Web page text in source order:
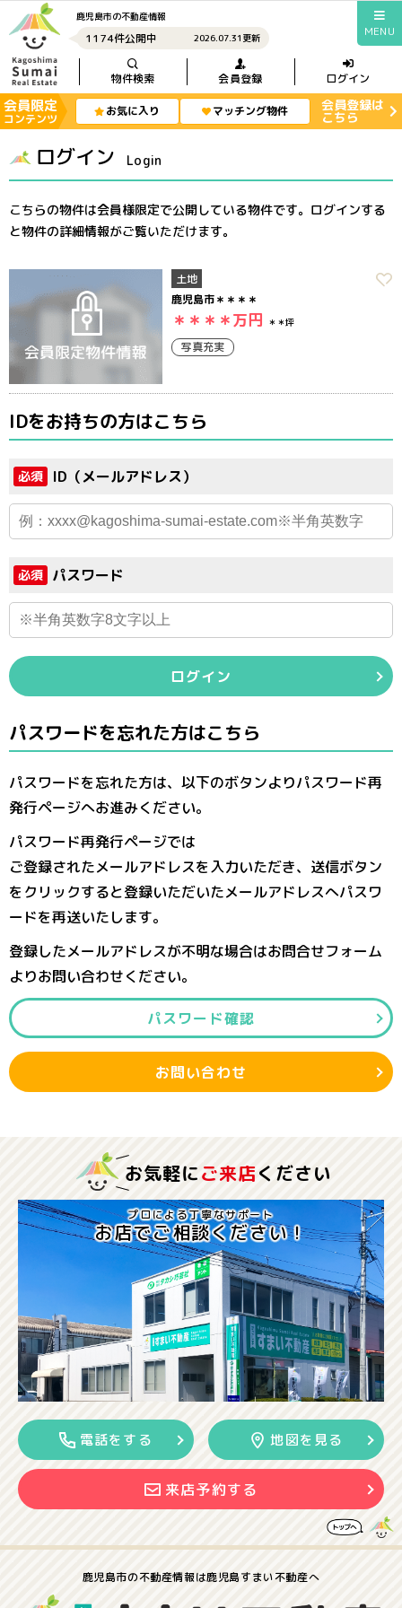
鹿児島市の不動産情報
1174件公開中 2026.07.31更新 MENU
物件検索 会員登録 ログイン
会員限定
コンテンツ
お気に入り マッチング物件 会員登録は
こちら
ログイン Login
こちらの物件は会員様限定で公開している物件です。ログインする
と物件の詳細情報がご覧いただけます。
土地
鹿児島市＊＊＊＊
＊＊＊＊万円 ＊＊坪
写真充実
IDをお持ちの方はこちら
必須 ID（メールアドレス）
必須 パスワード
ログイン
パスワードを忘れた方はこちら
パスワードを忘れた方は、以下のボタンよりパスワード再
発行ページへお進みください。
パスワード再発行ページでは
ご登録されたメールアドレスを入力いただき、送信ボタン
をクリックすると登録いただいたメールアドレスへパスワ
ードを再送いたします。
登録したメールアドレスが不明な場合はお問合せフォーム
よりお問い合わせください。
パスワード確認
お問い合わせ
お気軽にご来店ください
プロによる丁寧なサポート
お店でご相談ください！
電話をする 地図を見る
来店予約する
鹿児島市の不動産情報は鹿児島すまい不動産へ